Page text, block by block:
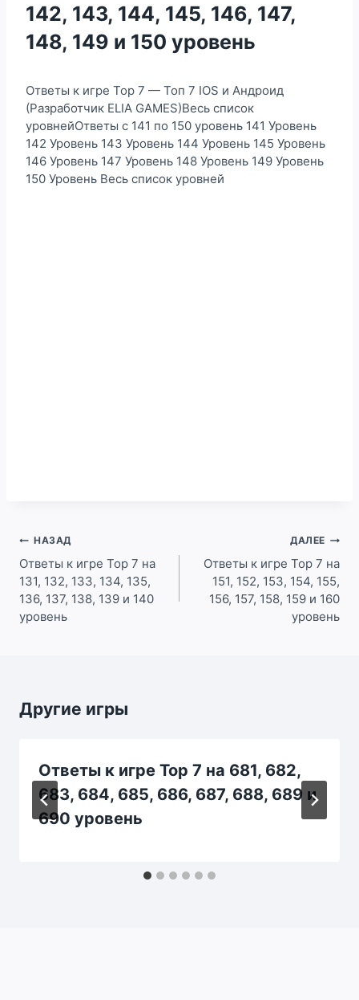
142, 143, 144, 145, 146, 147,
148, 149 и 150 уровень
Ответы к игре Top 7 — Топ 7 IOS и Андроид
(Разработчик ELIA GAMES)Весь список
уровнейОтветы с 141 по 150 уровень 141 Уровень
142 Уровень 143 Уровень 144 Уровень 145 Уровень
146 Уровень 147 Уровень 148 Уровень 149 Уровень
150 Уровень Весь список уровней
Навигация
по
записям
НАЗАД
Ответы к игре Top 7 на
131, 132, 133, 134, 135,
136, 137, 138, 139 и 140
уровень
ДАЛЕЕ
Ответы к игре Top 7 на
151, 152, 153, 154, 155,
156, 157, 158, 159 и 160
уровень
Другие игры
Ответы к игре Top 7 на 681, 682,
683, 684, 685, 686, 687, 688, 689 и
690 уровень